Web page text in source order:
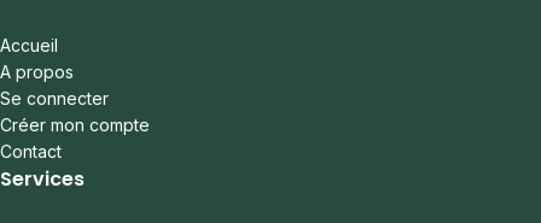
Accueil
A propos
Se connecter
Créer mon compte
Contact
Services